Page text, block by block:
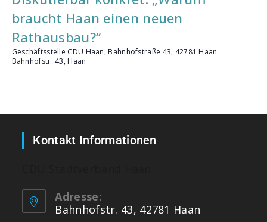
braucht Haan einen neuen
Rathausbau?“
Geschäftsstelle CDU Haan, Bahnhofstraße 43, 42781 Haan
Bahnhofstr. 43, Haan
Kontakt Informationen
Adresse:
Bahnhofstr. 43, 42781 Haan